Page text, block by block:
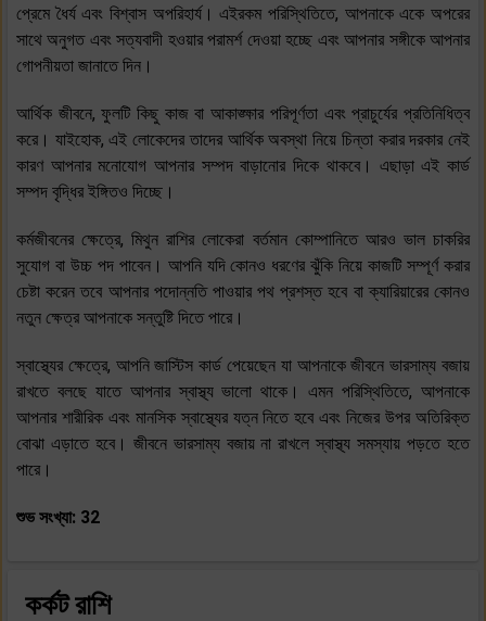
প্রেমে ধৈর্য এবং বিশ্বাস অপরিহার্য। এইরকম পরিস্থিতিতে, আপনাকে একে অপরের
সাথে অনুগত এবং সত্যবাদী হওয়ার পরামর্শ দেওয়া হচ্ছে এবং আপনার সঙ্গীকে আপনার
গোপনীয়তা জানাতে দিন।
আর্থিক জীবনে, ফুলটি কিছু কাজ বা আকাঙ্ক্ষার পরিপূর্ণতা এবং প্রাচুর্যের প্রতিনিধিত্ব
করে। যাইহোক, এই লোকেদের তাদের আর্থিক অবস্থা নিয়ে চিন্তা করার দরকার নেই
কারণ আপনার মনোযোগ আপনার সম্পদ বাড়ানোর দিকে থাকবে। এছাড়া এই কার্ড
সম্পদ বৃদ্ধির ইঙ্গিতও দিচ্ছে।
কর্মজীবনের ক্ষেত্রে, মিথুন রাশির লোকেরা বর্তমান কোম্পানিতে আরও ভাল চাকরির
সুযোগ বা উচ্চ পদ পাবেন। আপনি যদি কোনও ধরণের ঝুঁকি নিয়ে কাজটি সম্পূর্ণ করার
চেষ্টা করেন তবে আপনার পদোন্নতি পাওয়ার পথ প্রশস্ত হবে বা ক্যারিয়ারের কোনও
নতুন ক্ষেত্র আপনাকে সন্তুষ্টি দিতে পারে।
স্বাস্থ্যের ক্ষেত্রে, আপনি জাস্টিস কার্ড পেয়েছেন যা আপনাকে জীবনে ভারসাম্য বজায়
রাখতে বলছে যাতে আপনার স্বাস্থ্য ভালো থাকে। এমন পরিস্থিতিতে, আপনাকে
আপনার শারীরিক এবং মানসিক স্বাস্থ্যের যত্ন নিতে হবে এবং নিজের উপর অতিরিক্ত
বোঝা এড়াতে হবে। জীবনে ভারসাম্য বজায় না রাখলে স্বাস্থ্য সমস্যায় পড়তে হতে
পারে।
শুভ সংখ্যা: 32
কর্কট রাশি